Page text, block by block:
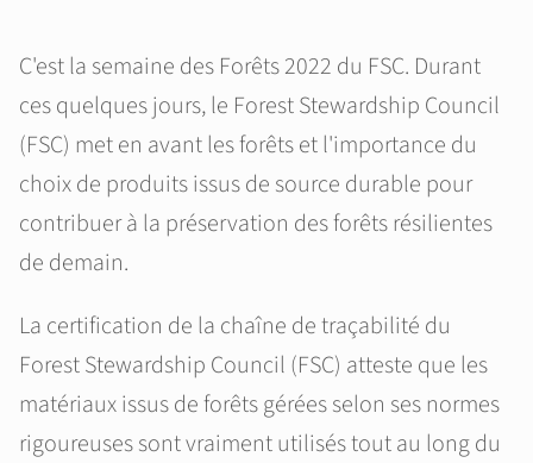
C'est la semaine des Forêts 2022 du FSC. Durant
ces quelques jours, le Forest Stewardship Council
(FSC) met en avant les forêts et l'importance du
choix de produits issus de source durable pour
contribuer à la préservation des forêts résilientes
de demain.
La certification de la chaîne de traçabilité du
Forest Stewardship Council (FSC) atteste que les
matériaux issus de forêts gérées selon ses normes
rigoureuses sont vraiment utilisés tout au long du